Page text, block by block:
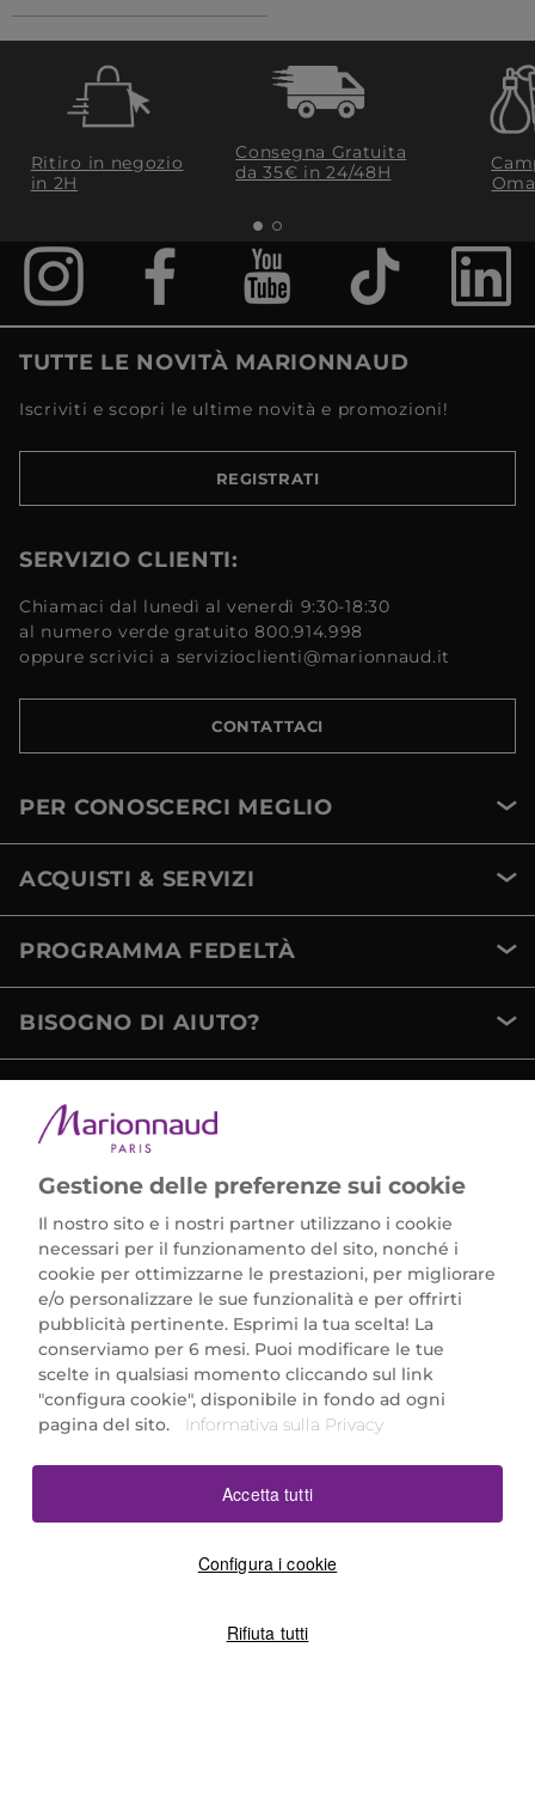
Ritiro in negozio
in 2H
Consegna Gratuita
da 35€​ in 24/48H
TUTTE LE NOVITÀ MARIONNAUD
Iscriviti e scopri le ultime novità e promozioni!
REGISTRATI
SERVIZIO CLIENTI:
Chiamaci dal lunedì al venerdì 9:30-18:30
al numero verde gratuito 800.914.998
oppure scrivici a servizioclienti@marionnaud.it
CONTATTACI
PER CONOSCERCI MEGLIO
ACQUISTI & SERVIZI
PROGRAMMA FEDELTÀ
BISOGNO DI AIUTO?
Marionnaud Parfumeries Italia S.r.l.
Largo Fiera Milano 5, 20017 Rho (MI)
REA Milano 1650024 con P.IVA 13425220152.
SCARICA LA NOSTRA APP
Gestione delle preferenze sui cookie
Il nostro sito e i nostri partner utilizzano i cookie
necessari per il funzionamento del sito, nonché i
cookie per ottimizzarne le prestazioni, per migliorare
e/o personalizzare le sue funzionalità e per offrirti
pubblicità pertinente. Esprimi la tua scelta! La
conserviamo per 6 mesi. Puoi modificare le tue
scelte in qualsiasi momento cliccando sul link
"configura cookie", disponibile in fondo ad ogni
pagina del sito.
Informativa sulla Privacy
Configura i cookie
Rifiuta tutti
Accetta tutti